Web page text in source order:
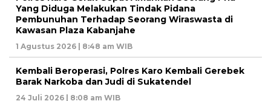
Yang Diduga Melakukan Tindak Pidana
Pembunuhan Terhadap Seorang Wiraswasta di
Kawasan Plaza Kabanjahe
1 Agustus 2026 | 8:48 am WIB
Kembali Beroperasi, Polres Karo Kembali Gerebek
Barak Narkoba dan Judi di Sukatendel
24 Juli 2026 | 8:08 am WIB